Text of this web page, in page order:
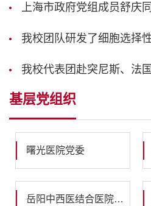
基层党组织
曙光医院党委
岳阳中西医结合医院党委